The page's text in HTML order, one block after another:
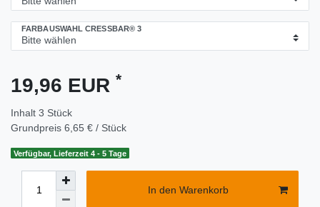
FARBAUSWAHL CRESSBAR® 3
19,96 EUR *
Inhalt 3 Stück
Grundpreis 6,65 € / Stück
Verfügbar, Lieferzeit 4 - 5 Tage
In den Warenkorb